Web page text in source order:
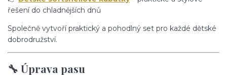
řešení do chladnějších dnů
Společně vytvoří praktický a pohodlný set pro každé dětské
dobrodružství.
🔧 Úprava pasu